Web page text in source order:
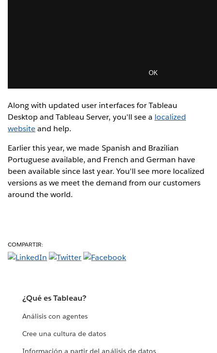
Along with updated user interfaces for Tableau
Desktop and Tableau Server, you'll see a localized
websiteand help.
Earlier this year, we made Spanish and Brazilian
Portuguese available, and French and German have
been available since last year. You'll see more localized
versions as we meet the demand from our customers
around the world.
COMPARTIR:
¿Qué es Tableau?
Análisis con agentes
Cree una cultura de datos
Información a partir del análisis de datos